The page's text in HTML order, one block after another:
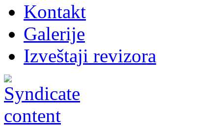
Kontakt
Galerije
Izveštaji revizora